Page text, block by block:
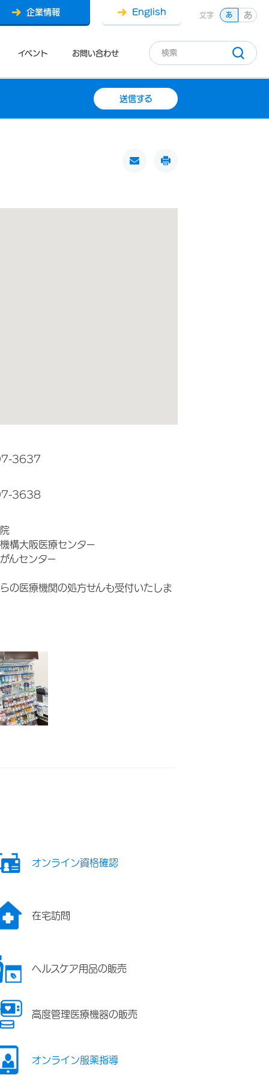
イベント お問い合わせ
企業情報 English 文字 あ あ
送信する
3637
3638
構大阪医療センター
んセンター
の医療機関の処方せんも受付いたしま
オンライン資格確認
在宅訪問
ヘルスケア用品の販売
高度管理医療機器の販売
オンライン服薬指導